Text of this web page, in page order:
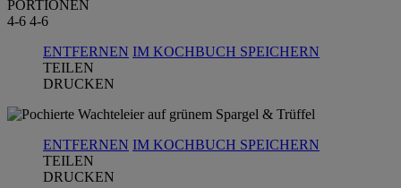
PORTIONEN
4-6 4-6
ENTFERNEN IM KOCHBUCH SPEICHERN
TEILEN
DRUCKEN
ENTFERNEN IM KOCHBUCH SPEICHERN
TEILEN
DRUCKEN